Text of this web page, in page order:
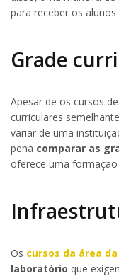
para receber os
Grade
Apesar de os cursos
curriculares
variar de uma
pena comparar as
oferece uma
Os cursos da área
laboratório que